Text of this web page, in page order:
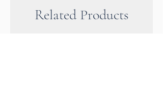
energetischen Reinigung und
Aufladung von Kristallen und
Related Products